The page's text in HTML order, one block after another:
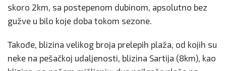
skoro 2km, sa postepenom dubinom, apsolutno bez
gužve u bilo koje doba tokom sezone.
Takođe, blizina velikog broja prelepih plaža, od kojih su
neke na pešačkoj udaljenosti, blizina Sartija (8km), kao